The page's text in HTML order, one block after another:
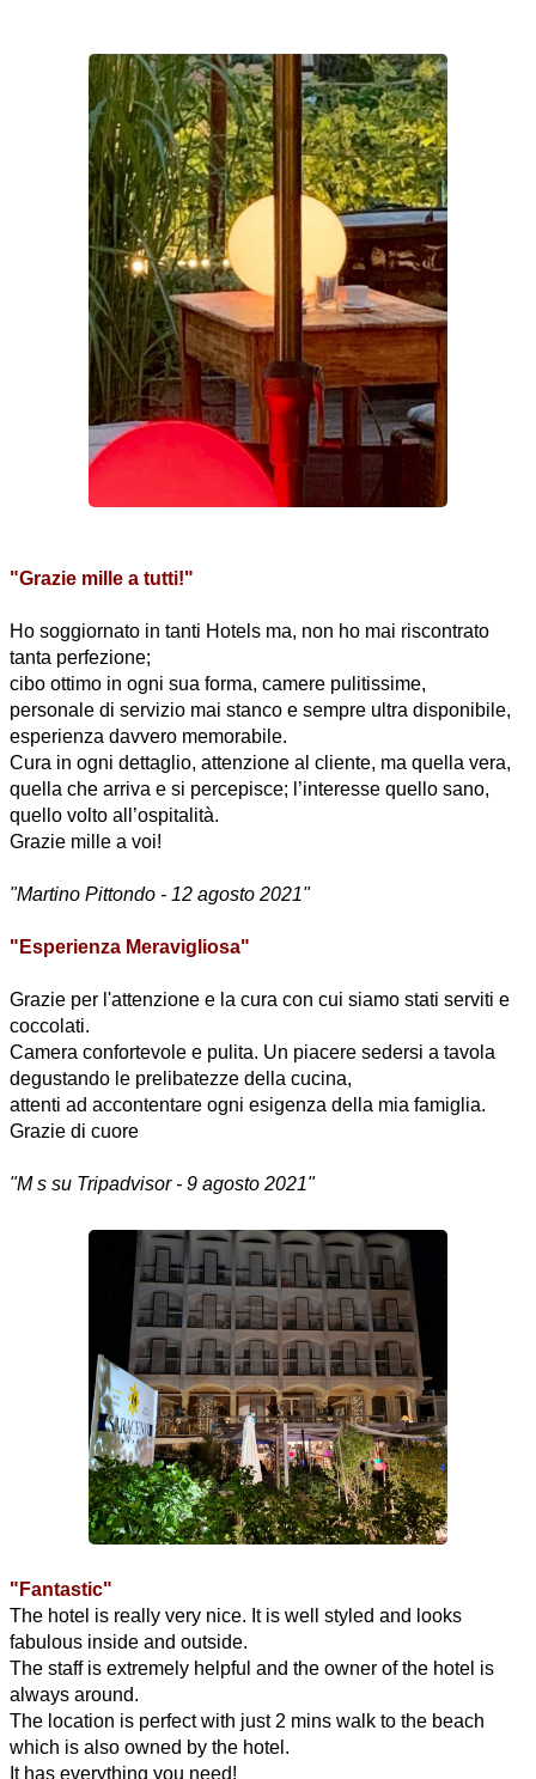
"Grazie mille a tutti!"
Ho soggiornato in tanti Hotels ma, non ho mai riscontrato
tanta perfezione;
cibo ottimo in ogni sua forma, camere pulitissime,
personale di servizio mai stanco e sempre ultra disponibile,
esperienza davvero memorabile.
Cura in ogni dettaglio, attenzione al cliente, ma quella vera,
quella che arriva e si percepisce; l’interesse quello sano,
quello volto all’ospitalità.
Grazie mille a voi!
"Martino Pittondo - 12 agosto 2021"
"Esperienza Meravigliosa"
Grazie per l'attenzione e la cura con cui siamo stati serviti e
coccolati.
Camera confortevole e pulita. Un piacere sedersi a tavola
degustando le prelibatezze della cucina,
attenti ad accontentare ogni esigenza della mia famiglia.
Grazie di cuore
"M s su Tripadvisor - 9 agosto 2021"
"Fantastic"
The hotel is really very nice. It is well styled and looks
fabulous inside and outside.
The staff is extremely helpful and the owner of the hotel is
always around.
The location is perfect with just 2 mins walk to the beach
which is also owned by the hotel.
It has everything you need!